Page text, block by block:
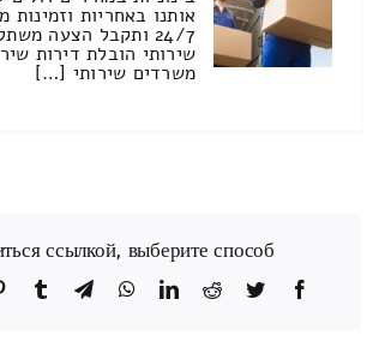
אותנו באחריות
24/7 ותקבל הצעה משתלמת מיידית
שירותי הובלת דירות
משרדים שירותי […]
ссылкой, выберите способ!
Facebook
Twitter
Reddit
LinkedIn
WhatsApp
Telegram